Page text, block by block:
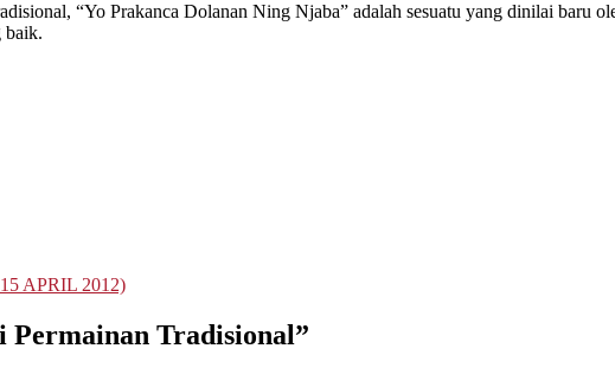
“Yo Prakanca Dolanan Ning Njaba” adalah sesuatu yang dinilai baru
baik.
APRIL 2012)
Tradisional”